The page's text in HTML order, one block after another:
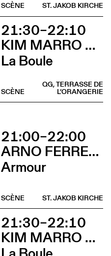
ST. JAKOB KIRCHE
SCÈNE
21:30–22:10
KIM MARRO & LIAM LELARGE
La Boule
QG, TERRASSE DE
L’ORANGERIE
SCÈNE
21:00–22:00
ARNO FERRERA & GILLES POLET
Armour
ST. JAKOB KIRCHE
SCÈNE
21:30–22:10
KIM MARRO & LIAM LELARGE